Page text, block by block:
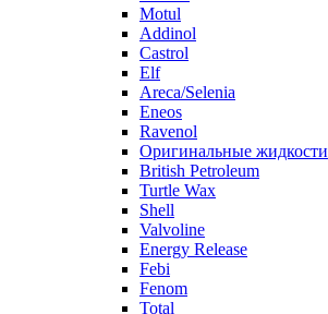
Motul
Addinol
Castrol
Elf
Areca/Selenia
Eneos
Ravenol
Оригинальные жидкости
British Petroleum
Turtle Wax
Shell
Valvoline
Energy Release
Febi
Fenom
Total